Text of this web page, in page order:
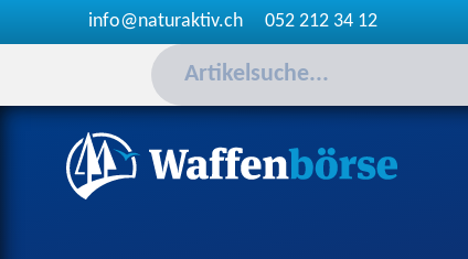
info@naturaktiv.ch 052 212 34 12